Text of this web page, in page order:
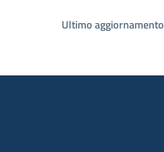
Ultimo aggiornamento